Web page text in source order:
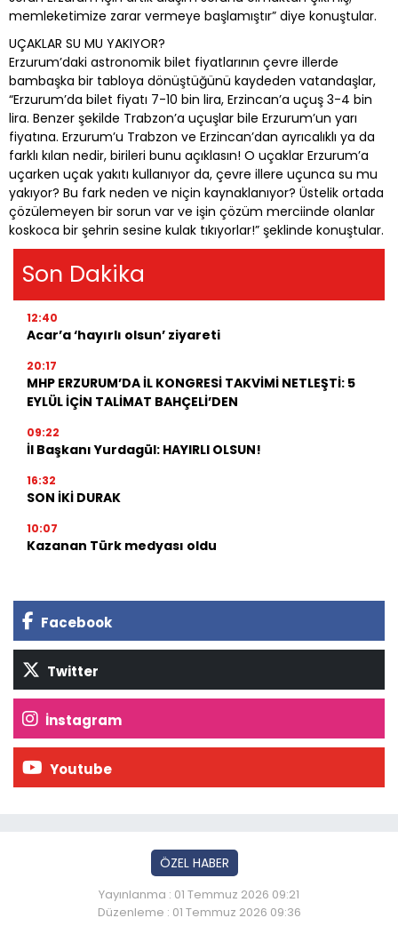
memleketimize zarar vermeye başlamıştır” diye konuştular.
UÇAKLAR SU MU YAKIYOR?
Erzurum’daki astronomik bilet fiyatlarının çevre illerde
bambaşka bir tabloya dönüştüğünü kaydeden vatandaşlar,
“Erzurum’da bilet fiyatı 7-10 bin lira, Erzincan’a uçuş 3-4 bin
lira. Benzer şekilde Trabzon’a uçuşlar bile Erzurum’un yarı
fiyatına. Erzurum’u Trabzon ve Erzincan’dan ayrıcalıklı ya da
farklı kılan nedir, birileri bunu açıklasın! O uçaklar Erzurum’a
uçarken uçak yakıtı kullanıyor da, çevre illere uçunca su mu
yakıyor? Bu fark neden ve niçin kaynaklanıyor? Üstelik ortada
çözülemeyen bir sorun var ve işin çözüm merciinde olanlar
koskoca bir şehrin sesine kulak tıkıyorlar!” şeklinde konuştular.
Son Dakika
12:40
Acar’a ‘hayırlı olsun’ ziyareti
20:17
MHP ERZURUM’DA İL KONGRESİ TAKVİMİ NETLEŞTİ: 5
EYLÜL İÇİN TALİMAT BAHÇELİ’DEN
09:22
İl Başkanı Yurdagül: HAYIRLI OLSUN!
16:32
SON İKİ DURAK
10:07
Kazanan Türk medyası oldu
Facebook
Twitter
İnstagram
Youtube
ÖZEL HABER
Yayınlanma : 01 Temmuz 2026 09:21
Düzenleme : 01 Temmuz 2026 09:36